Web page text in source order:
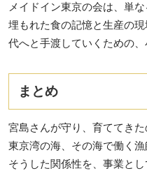
メイドイン東京の会は、単
埋もれた食の記憶と生産の
代へと手渡していくための
まとめ
宮島さんが守り、育ててき
東京湾の海、その海で働く
そうした関係性を、事業と